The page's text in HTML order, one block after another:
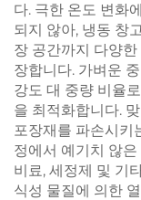
다. 극한 온도 변화
되지 않아, 냉동 창
장 공간까지 다양
장합니다. 가벼운
강도 대 중량 비율
을 최적화합니다.
포장재를 파손시키
정에서 예기치 않
비료, 세정제 및 기
식성 물질에 의한